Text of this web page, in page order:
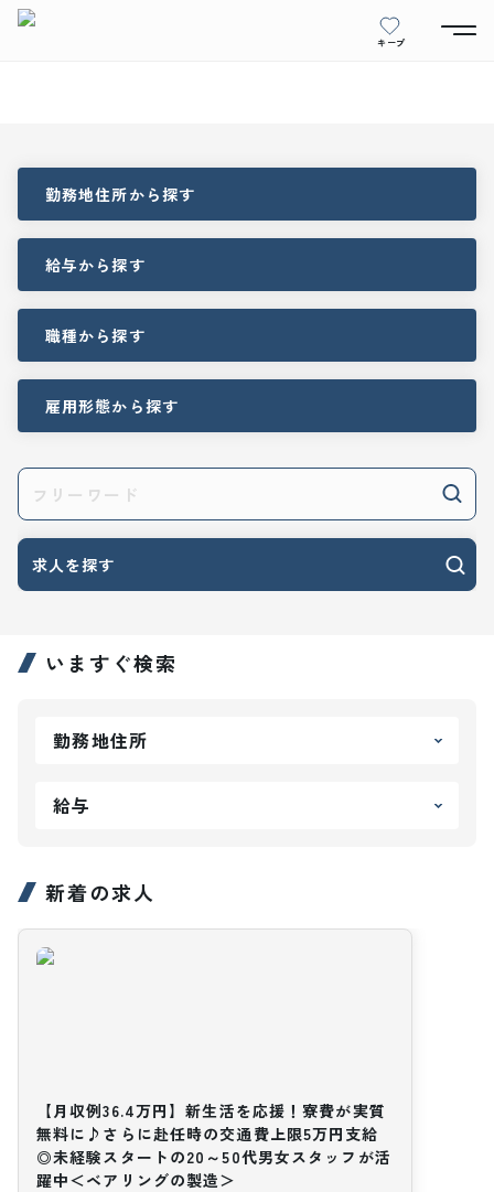
キープ
勤務地住所から探す
給与から探す
職種から探す
雇用形態から探す
求人を探す
いますぐ検索
勤務地住所
給与
新着の求人
【月収例36.4万円】新生活を応援！寮費が実質
無料に♪さらに赴任時の交通費上限5万円支給
◎未経験スタートの20～50代男女スタッフが活
躍中＜ベアリングの製造＞